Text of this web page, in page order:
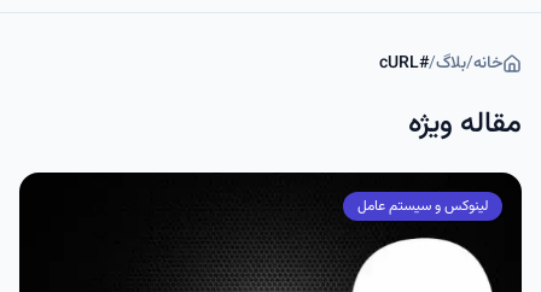
خانه/بلاگ/
#
cURL
مقاله ویژه
لینوکس و سیستم عامل